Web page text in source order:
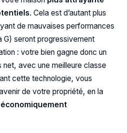
. Cela est d’autant plus
de mauvaises performances
G) seront progressivement
: votre bien gagne donc un
avec une meilleure classe
cette technologie, vous
de votre propriété, en la
économiquement